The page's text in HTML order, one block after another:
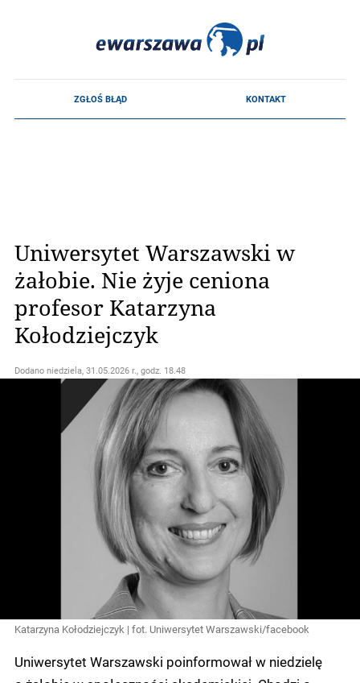
Uniwersytet Warszawski w
żałobie. Nie żyje ceniona
profesor Katarzyna
Kołodziejczyk
Dodano niedziela, 31.05.2026 r., godz. 18.48
Katarzyna Kołodziejczyk | fot. Uniwersytet Warszawski/facebook
Uniwersytet Warszawski poinformował w niedzielę